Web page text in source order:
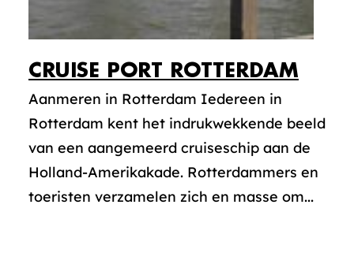
CRUISE PORT ROTTERDAM
Aanmeren in Rotterdam Iedereen in
Rotterdam kent het indrukwekkende beeld
van een aangemeerd cruiseschip aan de
Holland-Amerikakade. Rotterdammers en
toeristen verzamelen zich en masse om...